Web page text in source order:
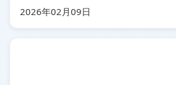
2026年02月09日